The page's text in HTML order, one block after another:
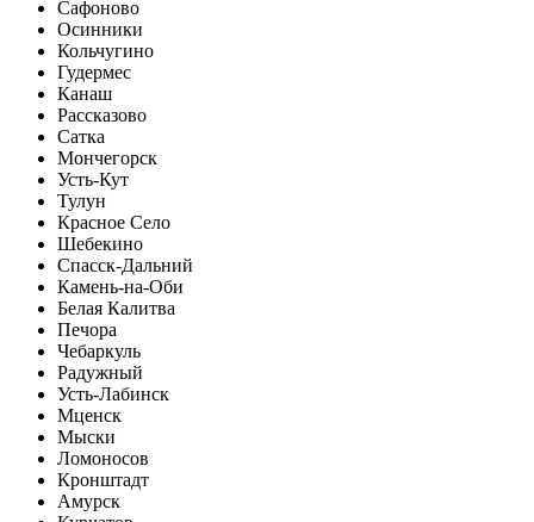
Сафоново
Осинники
Кольчугино
Гудермес
Канаш
Рассказово
Сатка
Мончегорск
Усть-Кут
Тулун
Красное Село
Шебекино
Спасск-Дальний
Камень-на-Оби
Белая Калитва
Печора
Чебаркуль
Радужный
Усть-Лабинск
Мценск
Мыски
Ломоносов
Кронштадт
Амурск